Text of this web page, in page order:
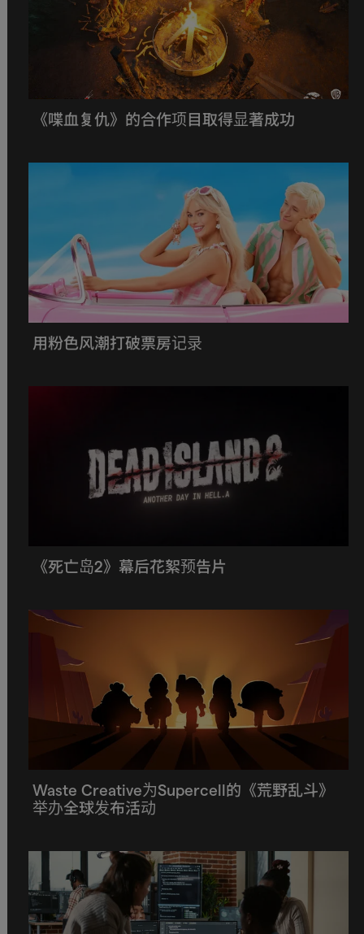
《喋血复仇》的合作项目取得显著成功
用粉色风潮打破票房记录
《死亡岛2》幕后花絮预告片
Waste Creative为Supercell的《荒野乱斗》
举办全球发布活动